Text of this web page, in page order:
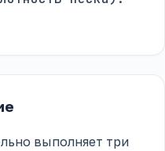
выполняет три